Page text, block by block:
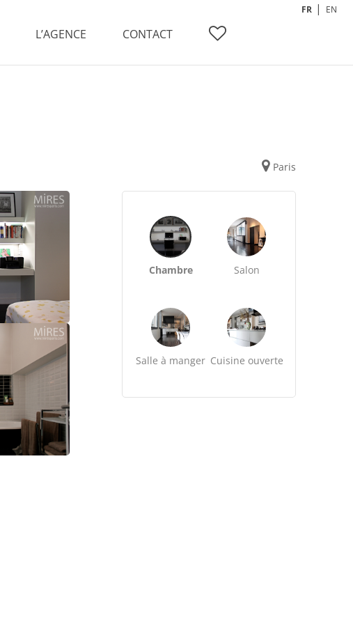
L’AGENCE CONTACT
FR EN
Paris
Chambre Salon
Salle à manger Cuisine ouverte